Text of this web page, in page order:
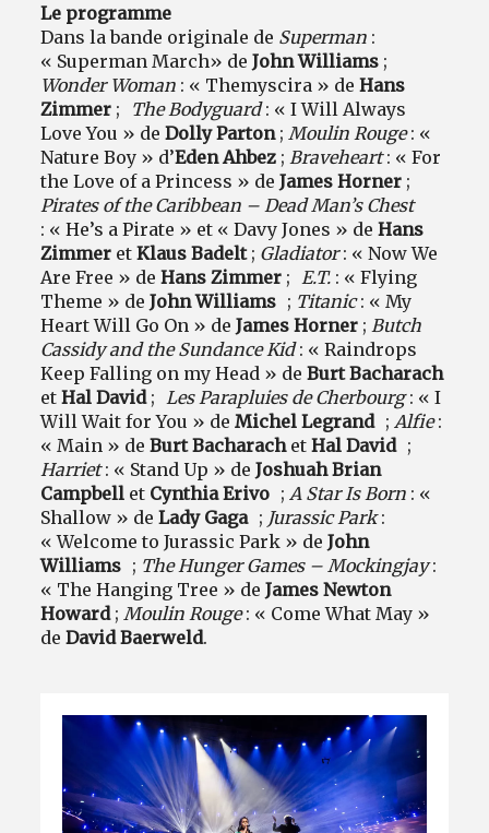
Le programme
Dans la bande originale de Superman :
« Superman March» deJohn Williams ;
Wonder Woman : « Themyscira » deHans
Zimmer ; The Bodyguard: « I Will Always
Love You » deDolly Parton; Moulin Rouge: «
Nature Boy » d’Eden Ahbez ; Braveheart: « For
the Love of a Princess » deJames Horner ;
Pirates of the Caribbean – Dead Man’s Chest
: « He’s a Pirate » et « Davy Jones » deHans
Zimmer etKlaus Badelt; Gladiator: « Now We
Are Free » deHans Zimmer ; E.T. : « Flying
Theme » deJohn Williams ; Titanic: « My
Heart Will Go On » deJames Horner ; Butch
Cassidy and the Sundance Kid: « Raindrops
Keep Falling on my Head » deBurt Bacharach
etHal David ; Les Parapluies de Cherbourg: « I
Will Wait for You » deMichel Legrand ; Alfie:
« Main » deBurt Bacharach et Hal David;
Harriet: « Stand Up » deJoshuah Brian
Campbell et Cynthia Erivo ; A Star Is Born : «
Shallow » deLady Gaga; Jurassic Park:
« Welcome to Jurassic Park » deJohn
Williams ; The Hunger Games – Mockingjay:
« The Hanging Tree » deJames Newton
Howard; Moulin Rouge: « Come What May »
deDavid Baerweld.